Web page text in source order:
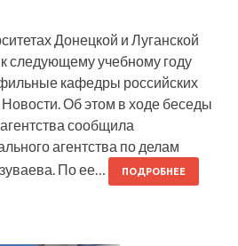
Донецкой и Луганской
следующему учебному году
кафедры российских
Об этом в ходе беседы
сообщила
агентства по делам
По ее…
ПОДРОБНЕЕ